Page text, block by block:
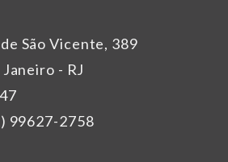
São Vicente, 389
- RJ
99627-2758